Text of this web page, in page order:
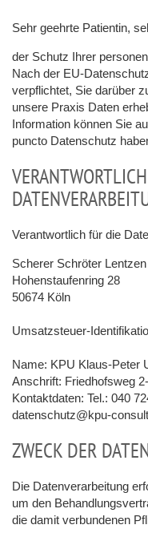
Sehr geehrte Patientin,
der Schutz Ihrer
Nach der EU-
verpflichtet, Sie darüber
unsere Praxis Daten
Information können Sie
puncto Datenschutz
Verantwortlich für die
Scherer Schröter
Hohenstaufenring 28
50674 Köln
Umsatzsteuer-
Name: KPU Klaus-Peter
Anschrift: Friedhofsweg
Kontaktdaten: Tel.: 040
datenschutz@kpu-
ZWECK DER
Die Datenverarbeitung
um den
die damit verbundenen